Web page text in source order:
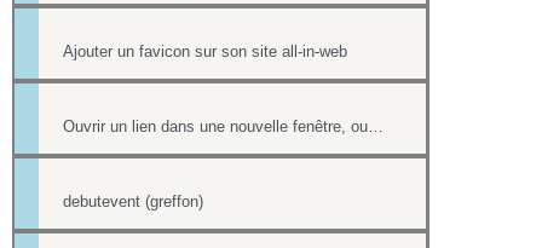
Ajouter un favicon sur son site all-in-web
debutevent (greffon)